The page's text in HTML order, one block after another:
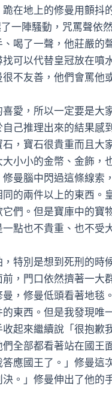
在地上的修曼用顫抖
一陣騷動，咒罵聲依
喝了一聲，他莊嚴的
可以代替皇冠放在噴
不友善，他們會罵他
愛，所以一定要是大
己推理出來的結果感
，寶石很貴重而且大
小小的金幣、金飾，
曼腦中閃過這條線索
的兩件以上的東西。
們。但是寶庫中的寶
點也不貴重、也不受
特別是想到死刑的時
，門口依然擠著一大
，修曼低頭看著地毯
東西。但是我發現唯
起來繼續說「很抱歉
全部都看著站在國王
應國王了。」修曼這
。」修曼伸出了他的